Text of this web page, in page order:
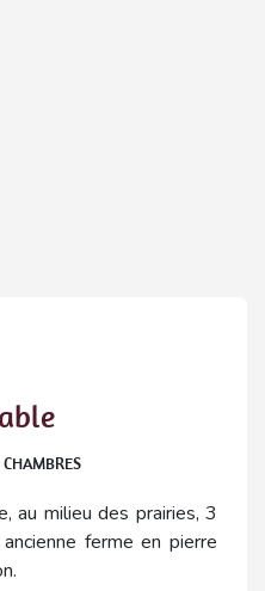
CHAMBRES
au milieu des prairies, 3
ferme en pierre